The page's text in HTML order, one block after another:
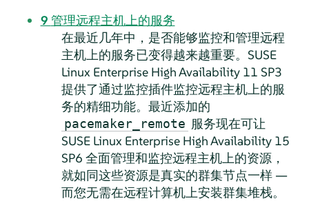
9 管理远程主机上的服务
在最近几年中，是否能够监控和管理远程
主机上的服务已变得越来越重要。SUSE
Linux Enterprise High Availability 11 SP3
提供了通过监控插件监控远程主机上的服
务的精细功能。最近添加的
pacemaker_remote 服务现在可让
SUSE Linux Enterprise High Availability 15
SP6 全面管理和监控远程主机上的资源，
就如同这些资源是真实的群集节点一样 —
而您无需在远程计算机上安装群集堆栈。